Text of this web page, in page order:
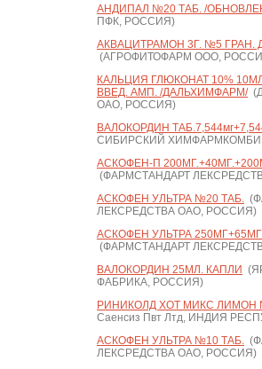
АНДИПАЛ №20 ТАБ. /
ПФК, РОССИЯ)
АКВАЦИТРАМОН 3Г. №5 ГРАН.
(АГРОФИТОФАРМ ООО,
КАЛЬЦИЯ ГЛЮКОНАТ 10%
ВВЕД. АМП. /ДАЛЬХИМФАРМ/
ОАО, РОССИЯ)
ВАЛОКОРДИН
СИБИРСКИЙ
АСКОФЕН-П
(ФАРМСТАНДАРТ
АСКОФЕН УЛЬТРА №20 ТАБ.
ЛЕКСРЕДСТВА ОАО, РОССИЯ)
АСКОФЕН УЛЬТРА
(ФАРМСТАНДАРТ
ВАЛОКОРДИН 25МЛ. КАПЛИ
ФАБРИКА, РОССИЯ)
РИНИКОЛД ХОТ МИКС ЛИМОН
Саенсиз Пвт Лтд, ИНДИЯ
АСКОФЕН УЛЬТРА №10 ТАБ.
ЛЕКСРЕДСТВА ОАО, РОССИЯ)